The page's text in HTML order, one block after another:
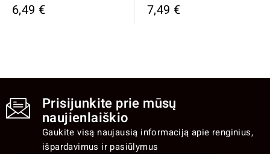
6,49 € 7,49 €
Prisijunkite prie mūsų
naujienlaiškio
Gaukite visą naujausią informaciją apie renginius,
išpardavimus ir pasiūlymus